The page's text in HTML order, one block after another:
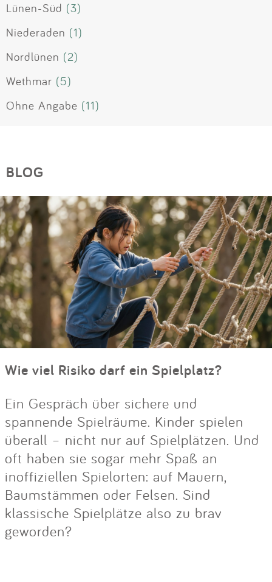
Lünen-Süd (3)
Niederaden (1)
Nordlünen (2)
Wethmar (5)
Ohne Angabe (11)
BLOG
Wie viel Risiko darf ein Spielplatz?
Ein Gespräch über sichere und
spannende Spielräume. Kinder spielen
überall – nicht nur auf Spielplätzen. Und
oft haben sie sogar mehr Spaß an
inoffiziellen Spielorten: auf Mauern,
Baumstämmen oder Felsen. Sind
klassische Spielplätze also zu brav
geworden?